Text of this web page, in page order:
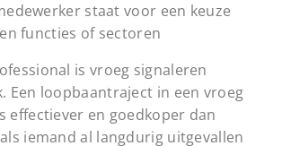
staat voor een keuze
functies of sectoren
is vroeg signaleren
Een loopbaantraject in een vroeg
effectiever en goedkoper dan
iemand al langdurig uitgevallen